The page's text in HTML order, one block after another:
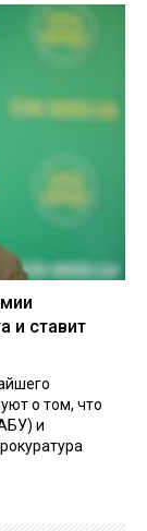
и ставит
о том, что
и